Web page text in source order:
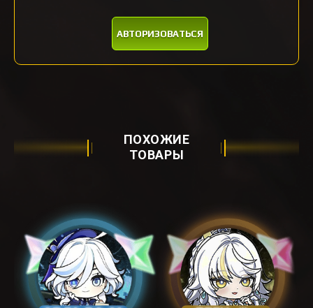
АВТОРИЗОВАТЬСЯ
ПОХОЖИЕ
ТОВАРЫ